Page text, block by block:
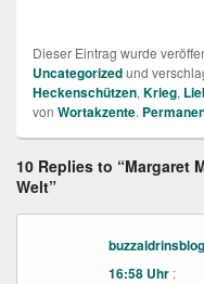
Dieser Eintrag wurde
Uncategorizedund
Heckenschützen, Krieg,
von Wortakzente.
10 Replies to “Margaret
Welt”
buzzaldrinsblog
16:58 Uhr :